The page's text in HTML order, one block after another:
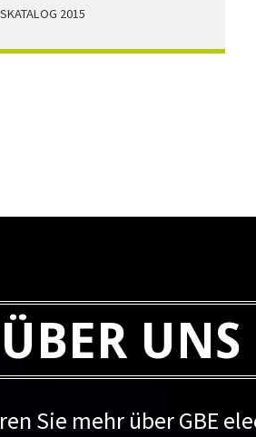
2015
ÜBER UNS
Sie mehr über GBE